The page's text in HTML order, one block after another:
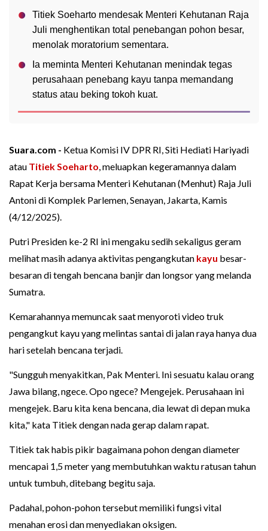
Titiek Soeharto mendesak Menteri Kehutanan Raja
Juli menghentikan total penebangan pohon besar,
menolak moratorium sementara.
Ia meminta Menteri Kehutanan menindak tegas
perusahaan penebang kayu tanpa memandang
status atau beking tokoh kuat.
Suara.com - Ketua Komisi IV DPR RI, Siti Hediati Hariyadi
atau Titiek Soeharto, meluapkan kegeramannya dalam
Rapat Kerja bersama Menteri Kehutanan (Menhut) Raja Juli
Antoni di Komplek Parlemen, Senayan, Jakarta, Kamis
(4/12/2025).
Putri Presiden ke-2 RI ini mengaku sedih sekaligus geram
melihat masih adanya aktivitas pengangkutan kayu besar-
besaran di tengah bencana banjir dan longsor yang melanda
Sumatra.
Kemarahannya memuncak saat menyoroti video truk
pengangkut kayu yang melintas santai di jalan raya hanya dua
hari setelah bencana terjadi.
"Sungguh menyakitkan, Pak Menteri. Ini sesuatu kalau orang
Jawa bilang, ngece. Opo ngece? Mengejek. Perusahaan ini
mengejek. Baru kita kena bencana, dia lewat di depan muka
kita," kata Titiek dengan nada gerap dalam rapat.
Titiek tak habis pikir bagaimana pohon dengan diameter
mencapai 1,5 meter yang membutuhkan waktu ratusan tahun
untuk tumbuh, ditebang begitu saja.
Padahal, pohon-pohon tersebut memiliki fungsi vital
menahan erosi dan menyediakan oksigen.